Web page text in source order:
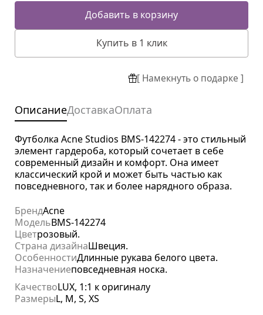
Добавить в корзину
Купить в 1 клик
[ Намекнуть о подарке ]
ОписаниеДоставкаОплата
Футболка Acne Studios BMS-142274 - это стильный
элемент гардероба, который сочетает в себе
современный дизайн и комфорт. Она имеет
классический крой и может быть частью как
повседневного, так и более нарядного образа.
БрендAcne
МодельBMS-142274
Цветрозовый.
Страна дизайнаШвеция.
ОсобенностиДлинные рукава белого цвета.
Назначениеповседневная носка.
КачествоLUX, 1:1 к оригиналу
РазмерыL, M, S, XS